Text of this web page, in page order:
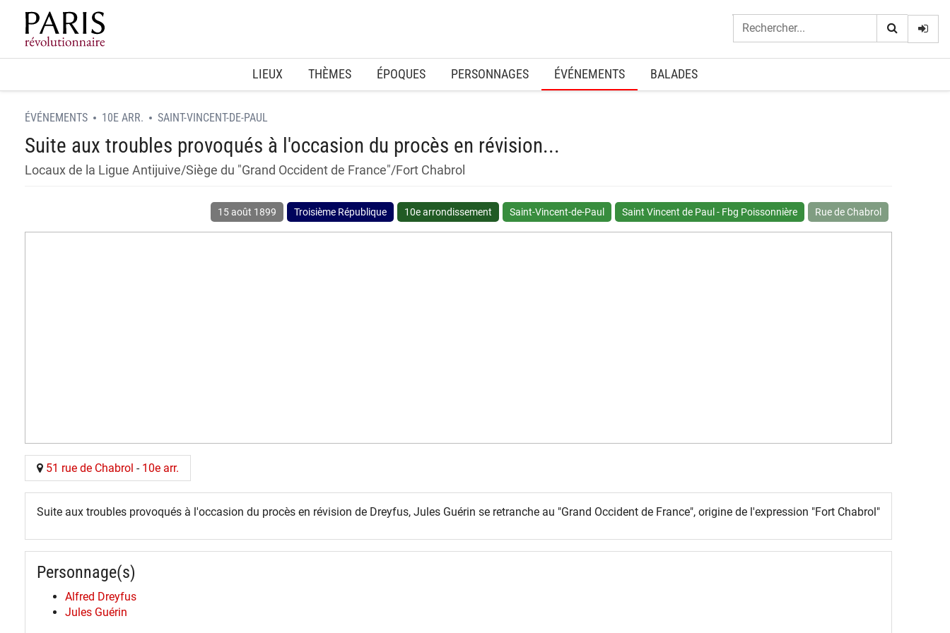
Home
LIEUX THÈMES ÉPOQUES PERSONNAGES ÉVÉNEMENTS BALADES
ÉVÉNEMENTS 10E ARR. SAINT-VINCENT-DE-PAUL
Suite aux troubles provoqués à l'occasion du procès en révision...
Locaux de la Ligue Antijuive/Siège du "Grand Occident de France"/Fort Chabrol
15 août 1899 Troisième République 10e arrondissement Saint-Vincent-de-Paul Saint Vincent de Paul - Fbg Poissonnière Rue de Chabrol
51 rue de Chabrol - 10e arr.
Suite aux troubles provoqués à l'occasion du procès en révision de Dreyfus, Jules Guérin se retranche au "Grand Occident de France", origine de l'expression "Fort Chabrol"
Personnage(s)
Alfred Dreyfus
Jules Guérin